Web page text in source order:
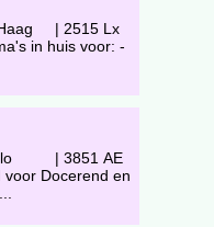
| 2515 Lx
in huis voor: -
| 3851 AE
Docerend en